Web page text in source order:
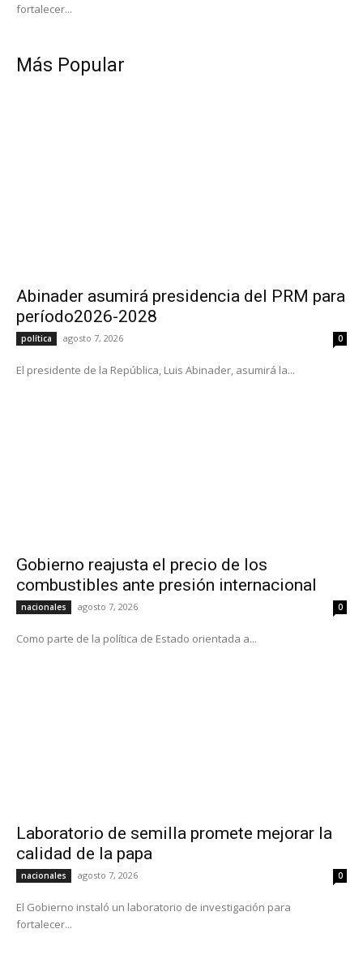
fortalecer...
Más Popular
Abinader asumirá presidencia del PRM para
período2026-2028
política agosto 7, 2026 0
El presidente de la República, Luis Abinader, asumirá la...
Gobierno reajusta el precio de los
combustibles ante presión internacional
nacionales agosto 7, 2026 0
Como parte de la política de Estado orientada a...
Laboratorio de semilla promete mejorar la
calidad de la papa
nacionales agosto 7, 2026 0
El Gobierno instaló un laboratorio de investigación para
fortalecer...